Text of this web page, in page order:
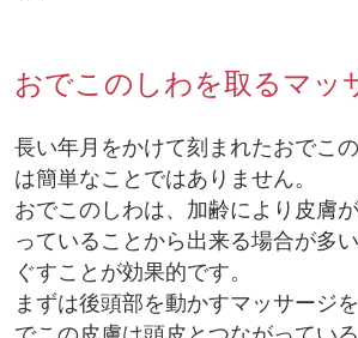
おでこのしわを取るマッ
長い年月をかけて刻まれたおでこ
は簡単なことではありません。
おでこのしわは、加齢により皮膚
っていることから出来る場合が多
ぐすことが効果的です。
まずは後頭部を動かすマッサージ